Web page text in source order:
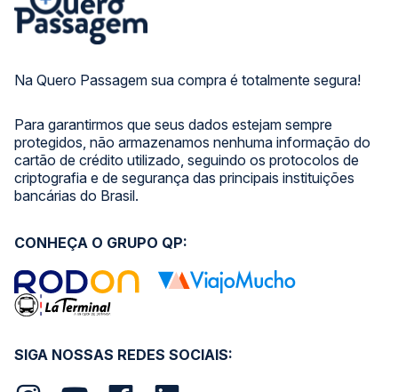
Na Quero Passagem sua compra é totalmente segura!
Para garantirmos que seus dados estejam sempre
protegidos, não armazenamos nenhuma informação do
cartão de crédito utilizado, seguindo os protocolos de
criptografia e de segurança das principais instituições
bancárias do Brasil.
SIGA NOSSAS REDES SOCIAIS:
CONHEÇA O GRUPO QP: